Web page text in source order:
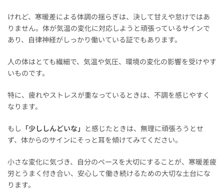
けれど、寒暖差による体調の揺らぎは、決して甘えや怠けではあ
りません。体が気温の変化に対応しようと頑張っているサインで
あり、自律神経がしっかり働いている証でもあります。
人の体はとても繊細で、気温や気圧、環境の変化の影響を受けやす
いものです。
特に、疲れやストレスが重なっているときは、不調を感じやすく
なります。
もし 「少ししんどいな」 と感じたときは、無理に頑張ろうとせ
ず、体からのサインにそっと耳を傾けてみてください。
小さな変化に気づき、自分のペースを大切にすることが、寒暖差疲
労とうまく付き合い、安心して働き続けるための大切な土台にな
ります。